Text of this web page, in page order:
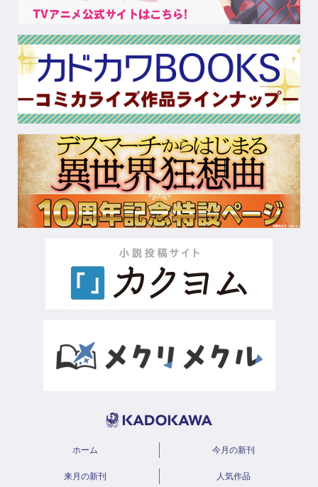
ホーム 今月の新刊
来月の新刊 人気作品